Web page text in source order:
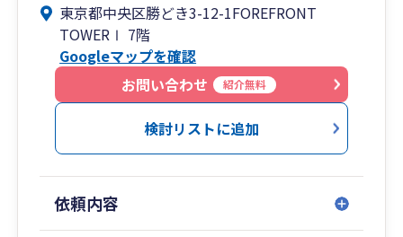
す。
追徴０円で終わらせた実績が多数あります。
任せて安心の弊所までぜひお気軽にお問い合わせ
ください。
させていただき、会計資料の受け渡しやお客様の
事務作業の簡素化をし”時間”をサポート、
長期的な事業計画、短期的な資金・利益計画を一
緒に作成し、融資や節税・補助金等をご案内
し”キャッシュフロー”をサポートいたします。
ポート可能です。
東京都中央区勝どき3-12-1FOREFRONT
TOWERⅠ 7階
Googleマップを確認
お問い合わせ
紹介無料
検討リストに追加
依頼内容